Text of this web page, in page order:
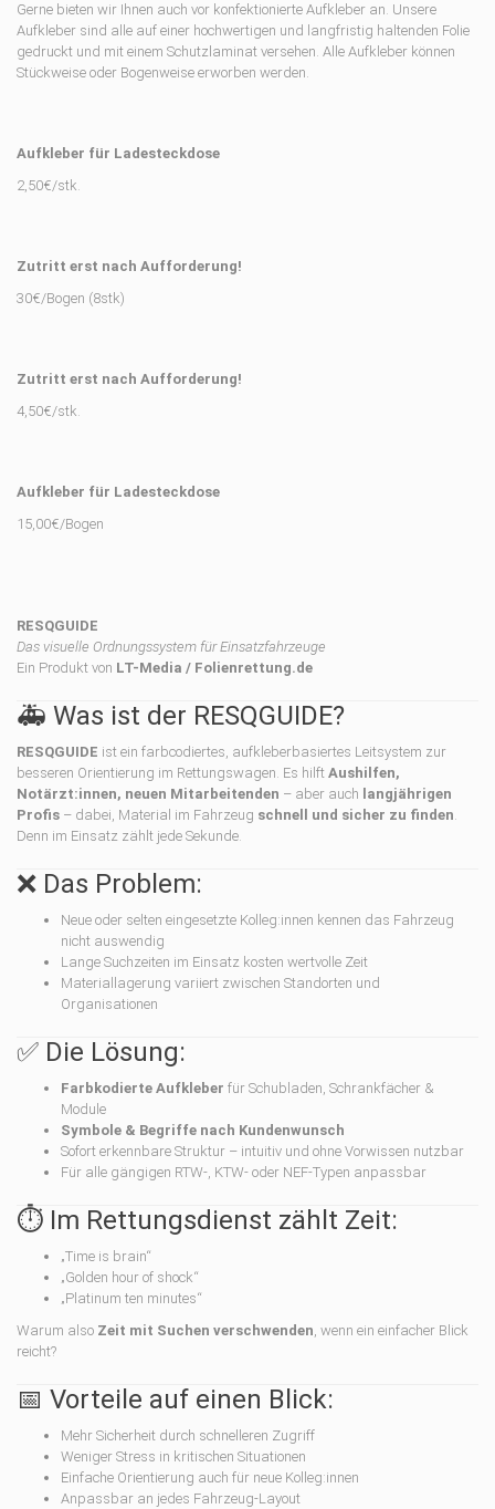
Gerne bieten wir Ihnen auch vor konfektionierte Aufkleber an. Unsere
Aufkleber sind alle auf einer hochwertigen und langfristig haltenden Folie
gedruckt und mit einem Schutzlaminat versehen. Alle Aufkleber können
Stückweise oder Bogenweise erworben werden.
Aufkleber für Ladesteckdose
2,50€/stk.
Zutritt erst nach Aufforderung!
30€/Bogen (8stk)
Zutritt erst nach Aufforderung!
4,50€/stk.
Aufkleber für Ladesteckdose
15,00€/Bogen
RESQGUIDE
Das visuelle Ordnungssystem für Einsatzfahrzeuge
Ein Produkt von LT-Media / Folienrettung.de
🚑 Was ist der RESQGUIDE?
RESQGUIDE ist ein farbcodiertes, aufkleberbasiertes Leitsystem zur
besseren Orientierung im Rettungswagen. Es hilft Aushilfen,
Notärzt:innen, neuen Mitarbeitenden – aber auch langjährigen
Profis – dabei, Material im Fahrzeug schnell und sicher zu finden.
Denn im Einsatz zählt jede Sekunde.
❌ Das Problem:
Neue oder selten eingesetzte Kolleg:innen kennen das Fahrzeug
nicht auswendig
Lange Suchzeiten im Einsatz kosten wertvolle Zeit
Materiallagerung variiert zwischen Standorten und
Organisationen
✅ Die Lösung:
Farbkodierte Aufkleber für Schubladen, Schrankfächer &
Module
Symbole & Begriffe nach Kundenwunsch
Sofort erkennbare Struktur – intuitiv und ohne Vorwissen nutzbar
Für alle gängigen RTW-, KTW- oder NEF-Typen anpassbar
⏱ Im Rettungsdienst zählt Zeit:
„Time is brain“
„Golden hour of shock“
„Platinum ten minutes“
Warum also Zeit mit Suchen verschwenden, wenn ein einfacher Blick
reicht?
📅 Vorteile auf einen Blick:
Mehr Sicherheit durch schnelleren Zugriff
Weniger Stress in kritischen Situationen
Einfache Orientierung auch für neue Kolleg:innen
Anpassbar an jedes Fahrzeug-Layout